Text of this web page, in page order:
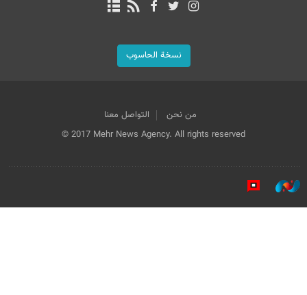
نسخة الحاسوب
من نحن
التواصل معنا
© 2017 Mehr News Agency. All rights reserved